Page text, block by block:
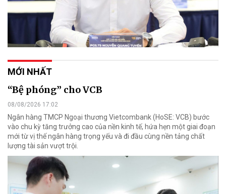
MỚI NHẤT
“Bệ phóng” cho VCB
08/08/2026 17:02
Ngân hàng TMCP Ngoại thương Vietcombank (HoSE: VCB) bước
vào chu kỳ tăng trưởng cao của nền kinh tế, hứa hẹn một giai đoạn
mới từ vị thế ngân hàng trọng yếu và đi đầu cùng nền tảng chất
lượng tài sản vượt trội.